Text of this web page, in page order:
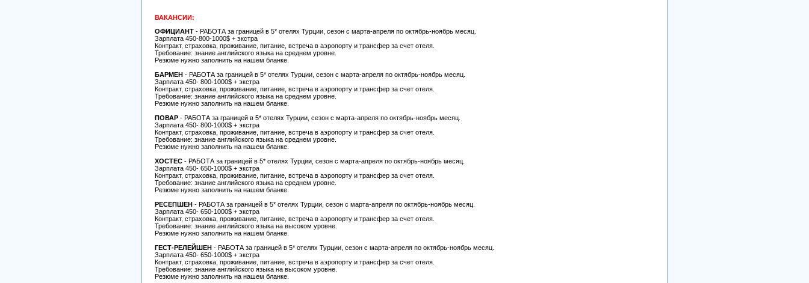
ВАКАНСИИ:
ОФИЦИАНТ - РАБОТА за границей в 5* отелях Турции, сезон с марта-апреля по октябрь-ноябрь месяц.
Зарплата 450-800-1000$ + экстра
Контракт, страховка, проживание, питание, встреча в аэропорту и трансфер за счет отеля.
Требование: знание английского языка на среднем уровне.
Резюме нужно заполнить на нашем бланке.
БАРМЕН - РАБОТА за границей в 5* отелях Турции, сезон с марта-апреля по октябрь-ноябрь месяц.
Зарплата 450- 800-1000$ + экстра
Контракт, страховка, проживание, питание, встреча в аэропорту и трансфер за счет отеля.
Требование: знание английского языка на среднем уровне.
Резюме нужно заполнить на нашем бланке.
ПОВАР - РАБОТА за границей в 5* отелях Турции, сезон с марта-апреля по октябрь-ноябрь месяц.
Зарплата 450- 800-1000$ + экстра
Контракт, страховка, проживание, питание, встреча в аэропорту и трансфер за счет отеля.
Требование: знание английского языка на среднем уровне.
Резюме нужно заполнить на нашем бланке.
ХОСТЕС - РАБОТА за границей в 5* отелях Турции, сезон с марта-апреля по октябрь-ноябрь месяц.
Зарплата 450- 650-1000$ + экстра
Контракт, страховка, проживание, питание, встреча в аэропорту и трансфер за счет отеля.
Требование: знание английского языка на среднем уровне.
Резюме нужно заполнить на нашем бланке.
РЕСЕПШЕН - РАБОТА за границей в 5* отелях Турции, сезон с марта-апреля по октябрь-ноябрь месяц.
Зарплата 450- 650-1000$ + экстра
Контракт, страховка, проживание, питание, встреча в аэропорту и трансфер за счет отеля.
Требование: знание английского языка на высоком уровне.
Резюме нужно заполнить на нашем бланке.
ГЕСТ-РЕЛЕЙШЕН - РАБОТА за границей в 5* отелях Турции, сезон с марта-апреля по октябрь-ноябрь месяц.
Зарплата 450- 650-1000$ + экстра
Контракт, страховка, проживание, питание, встреча в аэропорту и трансфер за счет отеля.
Требование: знание английского языка на высоком уровне.
Резюме нужно заполнить на нашем бланке.